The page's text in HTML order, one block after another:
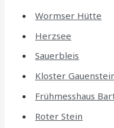
Wormser Hütte
Herzsee
Sauerbleis
Kloster
Frühmesshaus
Roter Stein